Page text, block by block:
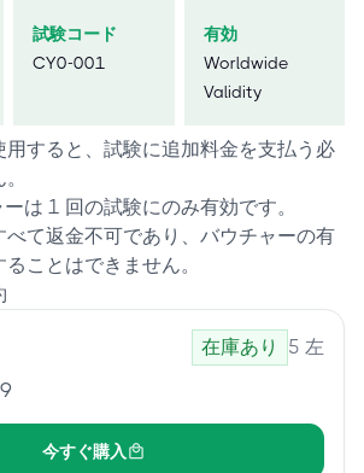
試験コード
CY0-001
有効
Worldwide
Validity
用すると、試験に追加料金を支払う必
は 1 回の試験にのみ有効です。
べて返金不可であり、バウチャーの有
ことはできません。
在庫あり 5 左
今すぐ購入